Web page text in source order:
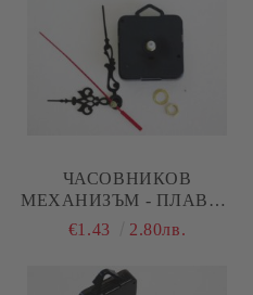
ЧАСОВНИКОВ
МЕХАНИЗЪМ - ПЛАВЕН
( ДЪЛГА РЕЗБА ) - ЧЕРНИ
€1.43 2.80лв.